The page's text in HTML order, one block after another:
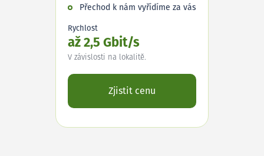
Přechod k nám vyřídíme za vás
Rychlost
až 2,5 Gbit/s
V závislosti na lokalitě.
Zjistit cenu